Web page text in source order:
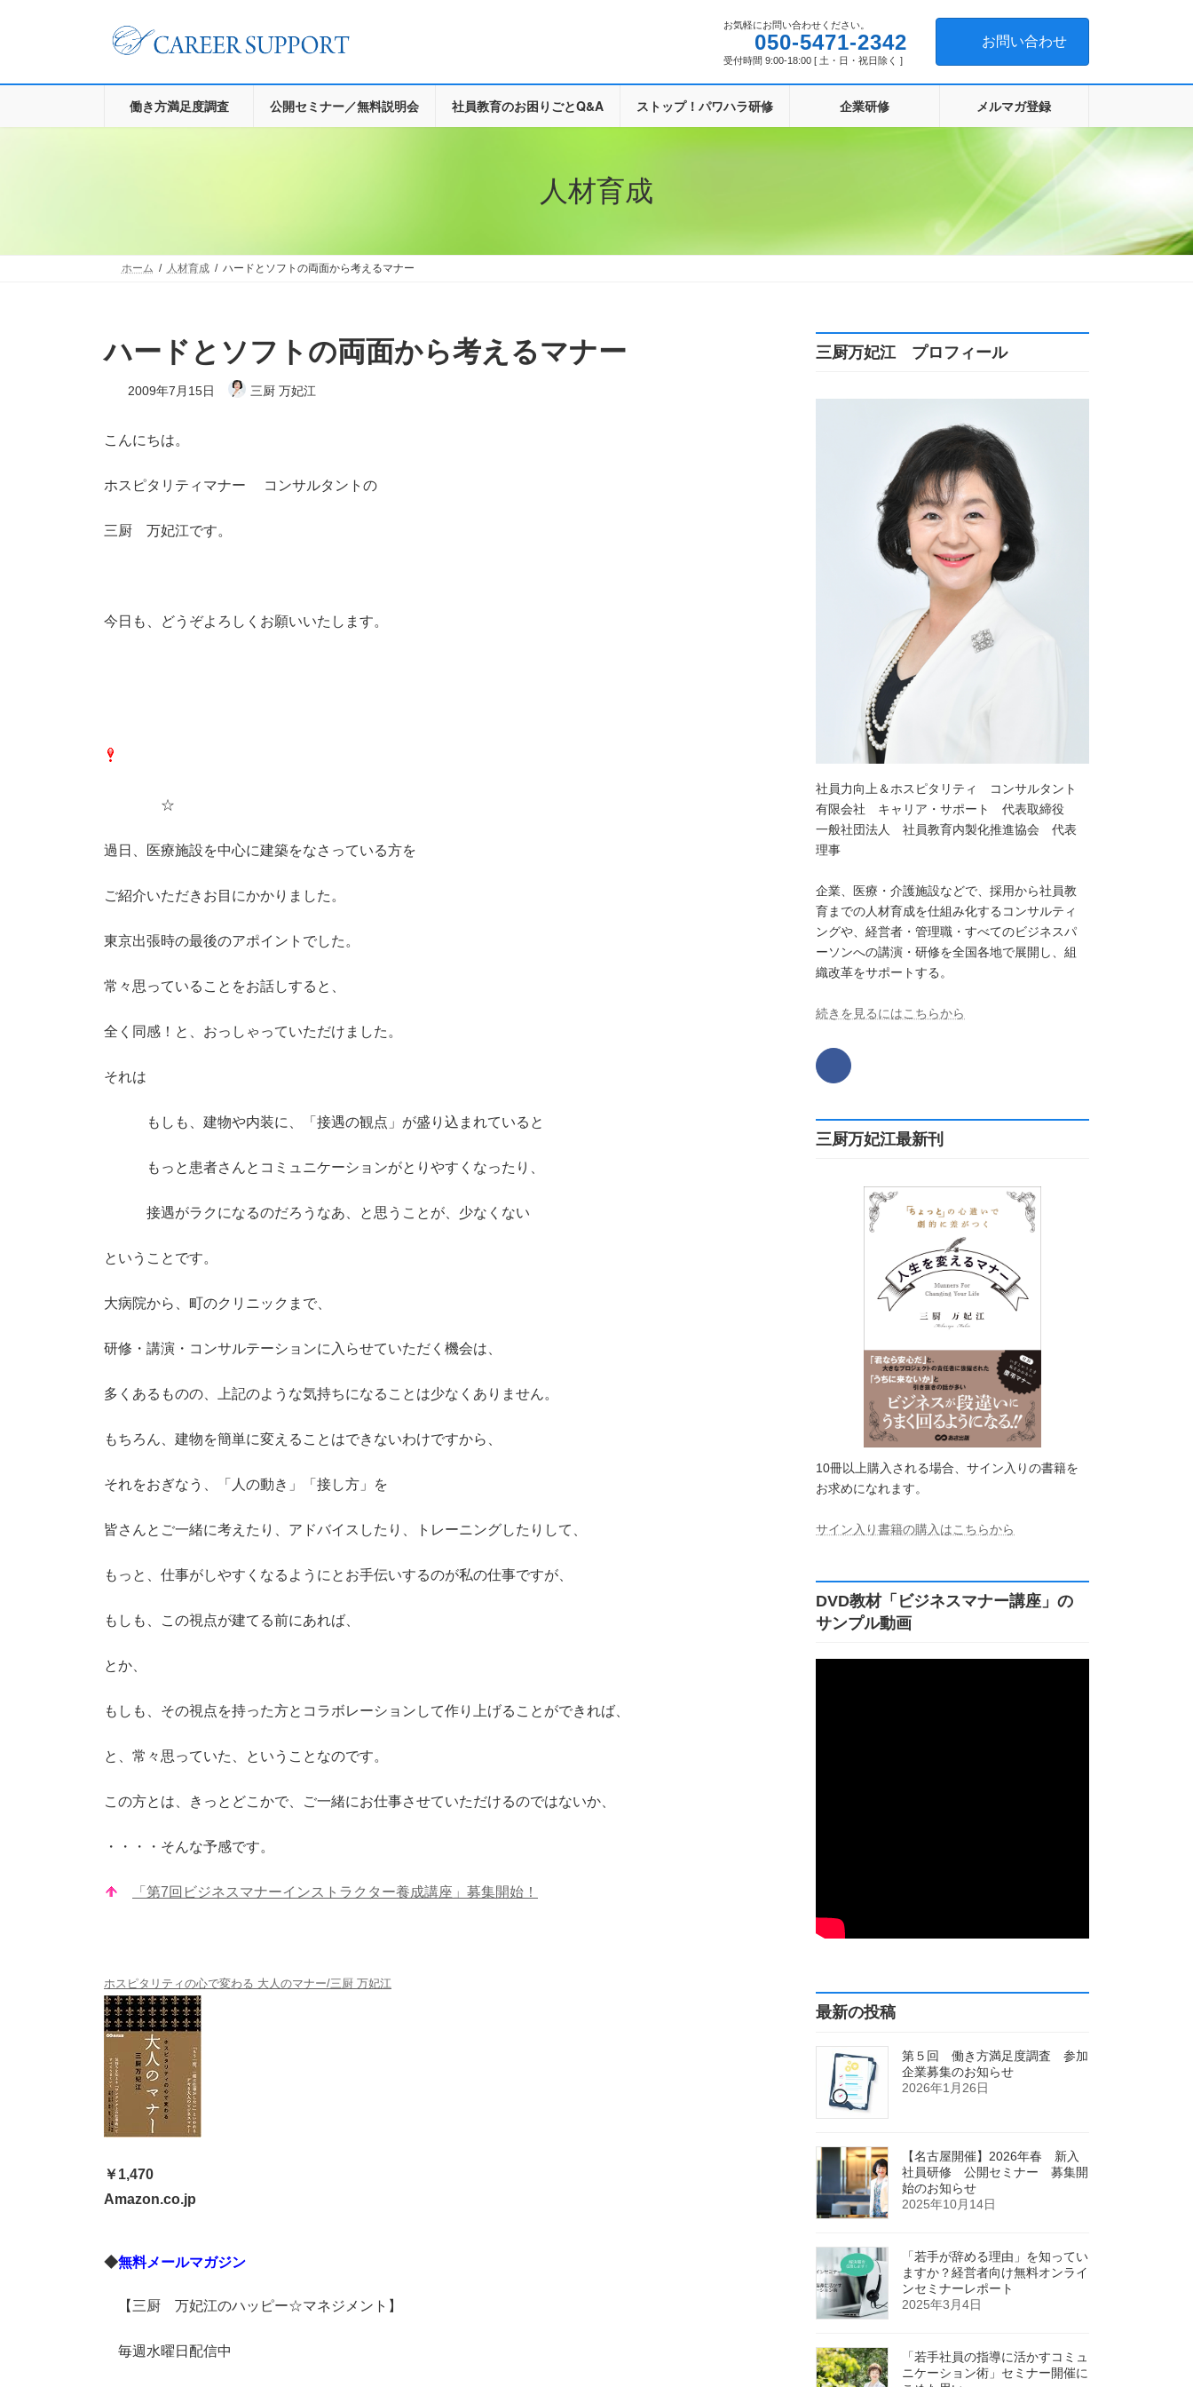
ツ
シ
お気軽にお問い合わせください。
050-5471-2342
受付時間 9:00-18:00 [ 土・日・祝日除く ]
お問い合わせ
働き方満足度調査 公開セミナー／無料説明会 社員教育のお困りごとQ&A ストップ！パワハラ研修 企業研修 メルマガ登録
人材育成
ホーム 人材育成 ハードとソフトの両面から考えるマナー
ハードとソフトの両面から考えるマナー
2009年7月15日 三厨 万妃江
こんにちは。
ホスピタリティマナー コンサルタントの
三厨 万妃江です。
今日も、どうぞよろしくお願いいたします。
☆
過日、医療施設を中心に建築をなさっている方を
ご紹介いただきお目にかかりました。
東京出張時の最後のアポイントでした。
常々思っていることをお話しすると、
全く同感！と、おっしゃっていただけました。
それは
もしも、建物や内装に、「接遇の観点」が盛り込まれていると
もっと患者さんとコミュニケーションがとりやすくなったり、
接遇がラクになるのだろうなあ、と思うことが、少なくない
ということです。
大病院から、町のクリニックまで、
研修・講演・コンサルテーションに入らせていただく機会は、
多くあるものの、上記のような気持ちになることは少なくありません。
もちろん、建物を簡単に変えることはできないわけですから、
それをおぎなう、「人の動き」「接し方」を
皆さんとご一緒に考えたり、アドバイスしたり、トレーニングしたりして、
もっと、仕事がしやすくなるようにとお手伝いするのが私の仕事ですが、
もしも、この視点が建てる前にあれば、
とか、
もしも、その視点を持った方とコラボレーションして作り上げることができれば、
と、常々思っていた、ということなのです。
この方とは、きっとどこかで、ご一緒にお仕事させていただけるのではないか、
・・・・そんな予感です。
「第7回ビジネスマナーインストラクター養成講座」募集開始！
ホスピタリティの心で変わる 大人のマナー/三厨 万妃江
￥1,470
Amazon.co.jp
◆無料メールマガジン
【三厨 万妃江のハッピー☆マネジメント】
毎週水曜日配信中
三厨万妃江 プロフィール
社員力向上＆ホスピタリティ コンサルタント
有限会社 キャリア・サポート 代表取締役
一般社団法人 社員教育内製化推進協会 代表
理事
企業、医療・介護施設などで、採用から社員教
育までの人材育成を仕組み化するコンサルティ
ングや、経営者・管理職・すべてのビジネスパ
ーソンへの講演・研修を全国各地で展開し、組
織改革をサポートする。
続きを見るにはこちらから
三厨万妃江最新刊
10冊以上購入される場合、サイン入りの書籍を
お求めになれます。
サイン入り書籍の購入はこちらから
DVD教材「ビジネスマナー講座」の
サンプル動画
最新の投稿
第５回 働き方満足度調査 参加
企業募集のお知らせ
2026年1月26日
【名古屋開催】2026年春 新入
社員研修 公開セミナー 募集開
始のお知らせ
2025年10月14日
「若手が辞める理由」を知ってい
ますか？経営者向け無料オンライ
ンセミナーレポート
2025年3月4日
「若手社員の指導に活かすコミュ
ニケーション術」セミナー開催に